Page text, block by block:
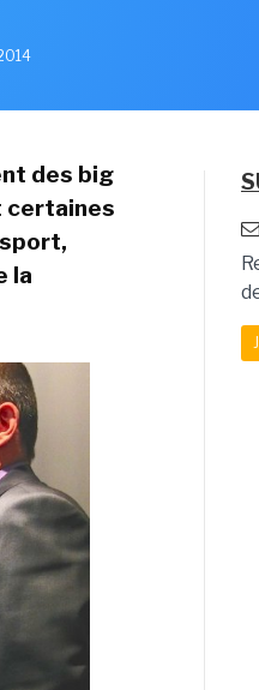
des big
certaines
la